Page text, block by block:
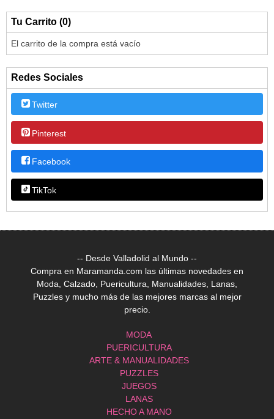
Tu Carrito (0)
El carrito de la compra está vacío
Redes Sociales
Twitter
Pinterest
Facebook
TikTok
-- Desde Valladolid al Mundo --
Compra en Maramanda.com las últimas novedades en
Moda, Calzado, Puericultura, Manualidades, Lanas,
Puzzles y mucho más de las mejores marcas al mejor
precio.
MODA
PUERICULTURA
ARTE & MANUALIDADES
PUZZLES
JUEGOS
LANAS
HECHO A MANO